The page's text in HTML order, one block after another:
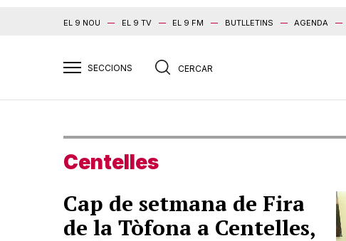
EL 9 NOU EL 9 TV EL 9 FM BUTLLETINS AGENDA
Centelles
Cap de setmana de Fira
de la Tòfona a Centelles,